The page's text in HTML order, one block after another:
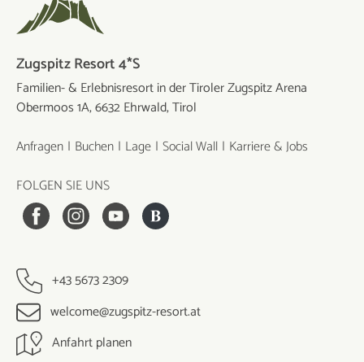
Zugspitz Resort 4*S
Familien- & Erlebnisresort in der Tiroler Zugspitz Arena
Obermoos 1A, 6632 Ehrwald, Tirol
Anfragen Buchen Lage Social Wall Karriere & Jobs
FOLGEN SIE UNS
+43 5673 2309
welcome@zugspitz-resort.at
Anfahrt planen